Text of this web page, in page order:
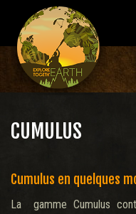
CUMULUS
Cumulus en quelques
La gamme Cumulus